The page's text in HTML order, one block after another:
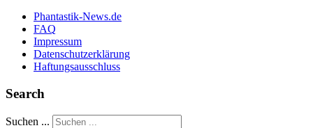
Phantastik-News.de
FAQ
Impressum
Datenschutzerklärung
Haftungsausschluss
Search
Suchen ...